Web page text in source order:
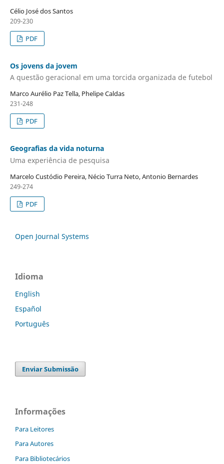
Célio José dos Santos
209-230
PDF
Os jovens da jovem
A questão geracional em uma torcida organizada de futebol
Marco Aurélio Paz Tella, Phelipe Caldas
231-248
PDF
Geografias da vida noturna
Uma experiência de pesquisa
Marcelo Custódio Pereira, Nécio Turra Neto, Antonio Bernardes
249-274
PDF
Open Journal Systems
Idioma
English
Español
Português
Enviar Submissão
Informações
Para Leitores
Para Autores
Para Bibliotecários